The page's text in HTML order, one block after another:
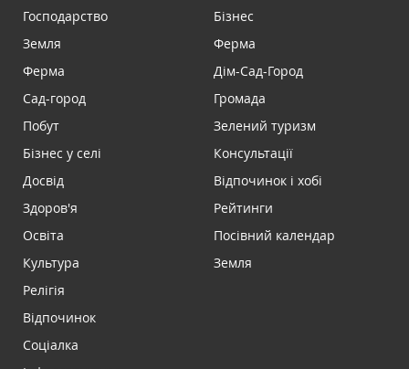
Господарство
Земля
Ферма
Сад-город
Побут
Бізнес у селі
Досвід
Здоров'я
Освіта
Культура
Релігія
Відпочинок
Соціалка
Бізнес
Ферма
Дім-Сад-Город
Громада
Зелений туризм
Консультації
Відпочинок і хобі
Рейтинги
Посівний календар
Земля